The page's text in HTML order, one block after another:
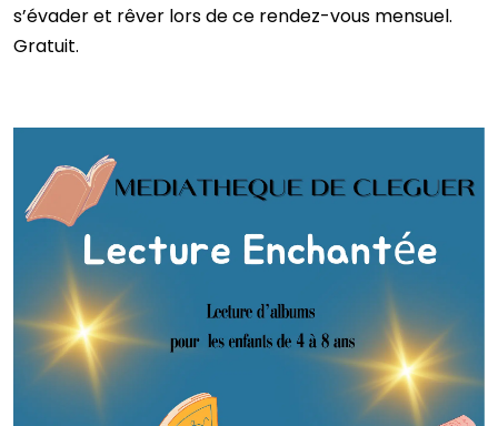
s’évader et rêver lors de ce rendez-vous mensuel.
Gratuit.